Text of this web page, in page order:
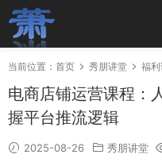
当前位置： 首页 秀朋讲堂 福
电商店铺运营课程：
握平台推流逻辑
2025-08-26 秀朋讲堂